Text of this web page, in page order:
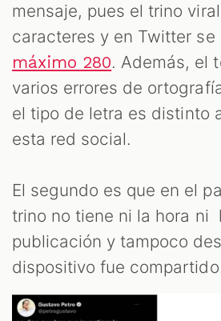
mensaje, pues el trino
caracteres y en Twitter se
máximo 280. Además, el
varios errores de
el tipo de letra es distinto
esta red social.
El segundo es que en el
trino no tiene ni la hora ni
publicación y tampoco
dispositivo fue